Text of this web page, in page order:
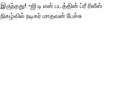
இருந்தது! -ஜி டி என் படத்தின் ப்ரீ ரிலீஸ்
நிகழ்வில் நடிகர் மாதவன் பேச்சு